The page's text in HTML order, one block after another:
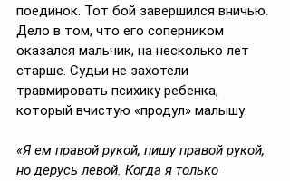
поединок. Тот бой завершился вничью.
Дело в том, что его соперником
оказался мальчик, на несколько лет
старше. Судьи не захотели
травмировать психику ребенка,
который вчистую «продул» малышу.
«Я ем правой рукой, пишу правой рукой,
но дерусь левой. Когда я только